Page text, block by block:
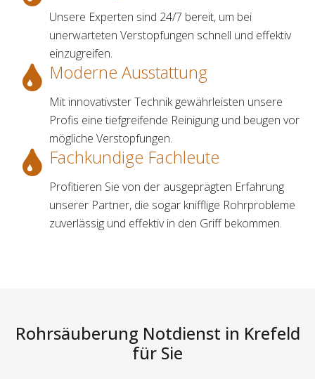
Unsere Experten sind 24/7 bereit, um bei
unerwarteten Verstopfungen schnell und effektiv
einzugreifen.
Moderne Ausstattung
Mit innovativster Technik gewährleisten unsere
Profis eine tiefgreifende Reinigung und beugen vor
mögliche Verstopfungen.
Fachkundige Fachleute
Profitieren Sie von der ausgeprägten Erfahrung
unserer Partner, die sogar knifflige Rohrprobleme
zuverlässig und effektiv in den Griff bekommen.
Rohrsäuberung Notdienst in Krefeld
für Sie